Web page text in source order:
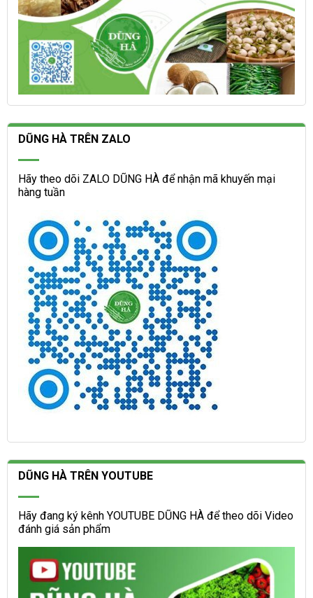
DŨNG HÀ TRÊN ZALO
Hãy theo dõi ZALO DŨNG HÀ để nhận mã khuyến mại
hàng tuần
DŨNG HÀ TRÊN YOUTUBE
Hãy đang ký kênh YOUTUBE DŨNG HÀ để theo dõi Video
đánh giá sản phẩm